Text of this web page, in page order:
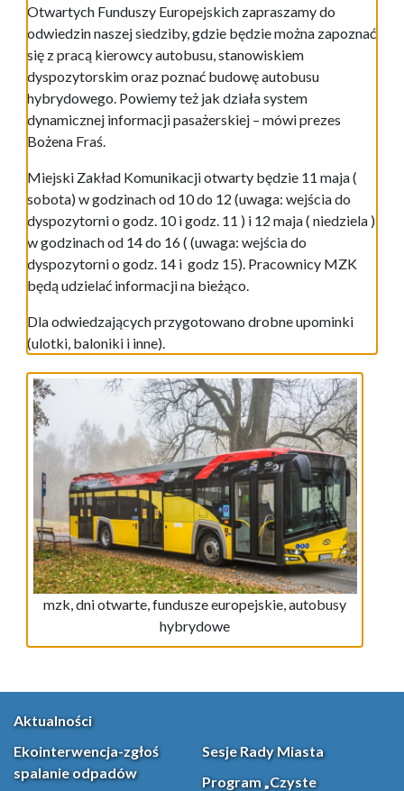
Otwartych Funduszy Europejskich zapraszamy do
odwiedzin naszej siedziby, gdzie będzie można zapoznać
się z pracą kierowcy autobusu, stanowiskiem
dyspozytorskim oraz poznać budowę autobusu
hybrydowego. Powiemy też jak działa system
dynamicznej informacji pasażerskiej – mówi prezes
Bożena Fraś.
Miejski Zakład Komunikacji otwarty będzie 11 maja (
sobota) w godzinach od 10 do 12 (uwaga: wejścia do
dyspozytorni o godz. 10 i godz. 11 ) i 12 maja ( niedziela )
w godzinach od 14 do 16 ( (uwaga: wejścia do
dyspozytorni o godz. 14 i godz 15). Pracownicy MZK
będą udzielać informacji na bieżąco.
Dla odwiedzających przygotowano drobne upominki
(ulotki, baloniki i inne).
mzk, dni otwarte, fundusze europejskie, autobusy
hybrydowe
Aktualności
Ekointerwencja-zgłoś
spalanie odpadów
Sesje Rady Miasta
Program „Czyste